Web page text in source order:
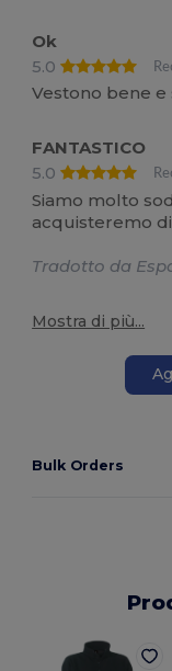
Ok
5.0
Vestono bene
FANTASTICO
5.0
Siamo molto
acquisteremo
Tradotto da
Mostra di più...
Bulk Orders